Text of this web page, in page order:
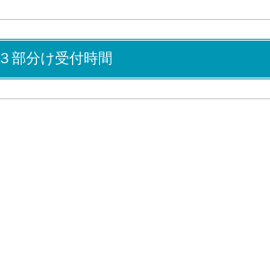
３部分け受付時間